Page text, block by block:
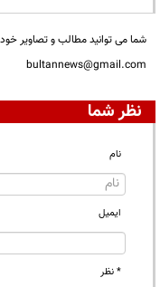
شما می توانید مطالب و تصاویر
bultannews@gmail.com
نظر شما
نام
ایمیل
* نظر